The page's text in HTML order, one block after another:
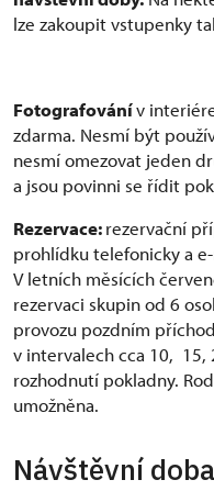
lze zakoupit vstupenky
Fotografovánív
zdarma. Nesmí být
nesmí omezovat jeden
a jsou povinni se řídit
Rezervace:rezervační
prohlídku telefonicky a
V letních měsících
rezervaci skupin od 6
provozu pozdním
v intervalech cca 10, 15,
rozhodnutí pokladny.
umožněna.
Návštěvní doba